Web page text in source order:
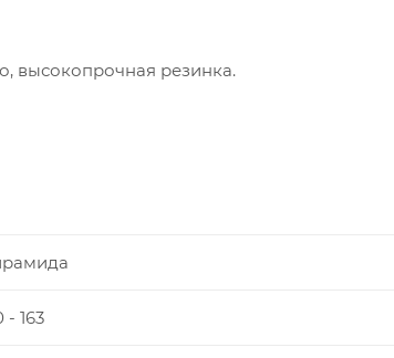
высокопрочная резинка.
- 163